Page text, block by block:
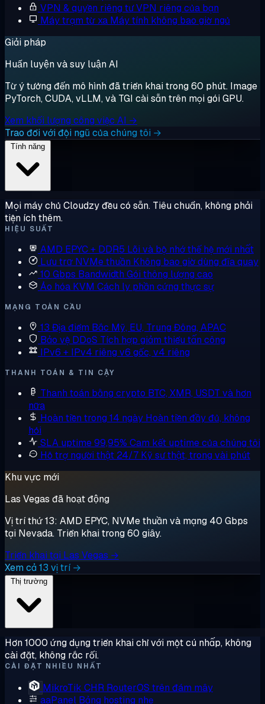
VPN & quyền riêng tưVPN riêng của bạn
Máy trạm từ xa Máy tính không bao giờ ngủ
Giải pháp
Huấn luyện và suy luận AI
Từ ý tưởng đến mô hình đã triển khai trong 60 phút. Image
PyTorch, CUDA, vLLM, và TGI cài sẵn trên mọi gói GPU.
Xem khối lượng công việc AI →
Trao đổi với đội ngũ của chúng tôi →
Mọi máy chủ Cloudzy đều có sẵn. Tiêu chuẩn, không phải
tiện ích thêm.
HIỆU SUẤT
AMD EPYC + DDR5 Lõi và bộ nhớ thế hệ mới nhất
Lưu trữ NVMe thuần Không bao giờ dùng đĩa quay
10 Gbps Bandwidth Gói thông lượng cao
Ảo hóa KVM Cách ly phần cứng thực sự
MẠNG TOÀN CẦU
13 Địa điểm Bắc Mỹ, EU, Trung Đông, APAC
Bảo vệ DDoS Tích hợp giảm thiểu tấn công
IPv6 + IPv4 riêng v6 gốc, v4 riêng
THANH TOÁN & TIN CẬY
Thanh toán bằng crypto BTC, XMR, USDT và hơn
nữa
Hoàn tiền trong 14 ngày Hoàn tiền đầy đủ, không
hỏi
SLA uptime 99,95% Cam kết uptime của chúng tôi
Hỗ trợ người thật 24/7 Kỹ sư thật, trong vài phút
Khu vực mới
Las Vegas đã hoạt động
Vị trí thứ 13: AMD EPYC, NVMe thuần và mạng 40 Gbps
tại Nevada. Triển khai trong 60 giây.
Triển khai tại Las Vegas →
Xem cả 13 vị trí →
Hơn 1000 ứng dụng triển khai chỉ với một cú nhấp, không
cài đặt, không rắc rối.
CÀI ĐẶT NHIỀU NHẤT
MikroTik CHR RouterOS trên đám mây
aaPanel Bảng hosting nhẹ